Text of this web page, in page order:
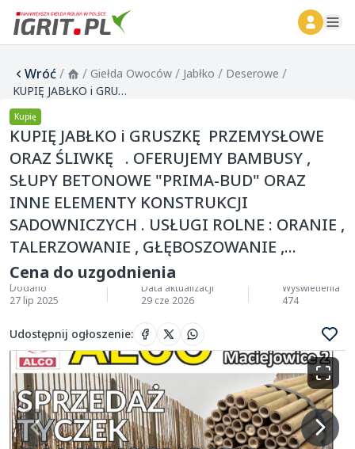
Wróć/ / Giełda Owoców / Jabłko / Deserowe /
KUPIĘ JABŁKO i GRUSZKĘ PRZEMYSŁOWE ORAZ ŚLIWKĘ . OFERUJEMY BAMBUSY , SŁUPY BETONOWE "PRIMA-BUD" ORAZ INNE ELEMENTY KONSTRUKCJI SADOWNICZYCH . USŁUGI ROLNE : ORANIE , TALERZOWANIE , GŁĘBOSZOWANIE ,...
Kupię
KUPIĘ JABŁKO i GRUSZKĘ PRZEMYSŁOWE
ORAZ ŚLIWKĘ . OFERUJEMY BAMBUSY ,
SŁUPY BETONOWE "PRIMA-BUD" ORAZ
INNE ELEMENTY KONSTRUKCJI
SADOWNICZYCH . USŁUGI ROLNE : ORANIE ,
TALERZOWANIE , GŁĘBOSZOWANIE ,...
Cena do uzgodnienia
Dodano
27 lip 2025
Data aktualizacji
29 cze 2026
Wyświetlenia
474
Udostępnij ogłoszenie: